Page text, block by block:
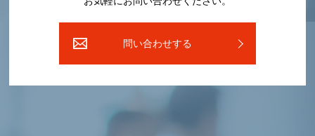
問い合わせする